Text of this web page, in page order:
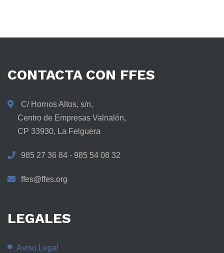
CONTACTA CON FFES
C/ Hornos Altos, s/n,
Centro de Empresas Valnalón,
CP 33930, La Felguera
985 27 36 84 - 985 54 08 32
ffes@ffes.org
LEGALES
Aviso Legal